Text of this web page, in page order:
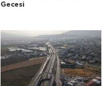
Gecesi